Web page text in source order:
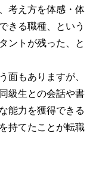
考え方を体感・体
きる職種、という
ントが残った、と
面もありますが、
級生との会話や書
能力を獲得できる
持てたことが転職